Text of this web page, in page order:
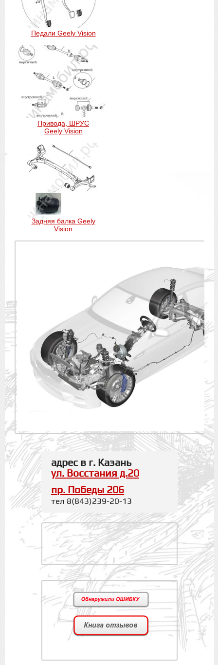
Педали Geely Vision
Привода, ШРУС
Geely Vision
Задняя балка Geely
Vision
адрес в г. Казань
ул. Восстания д.20
пр. Победы 206
тел 8(843)239-20-13
.